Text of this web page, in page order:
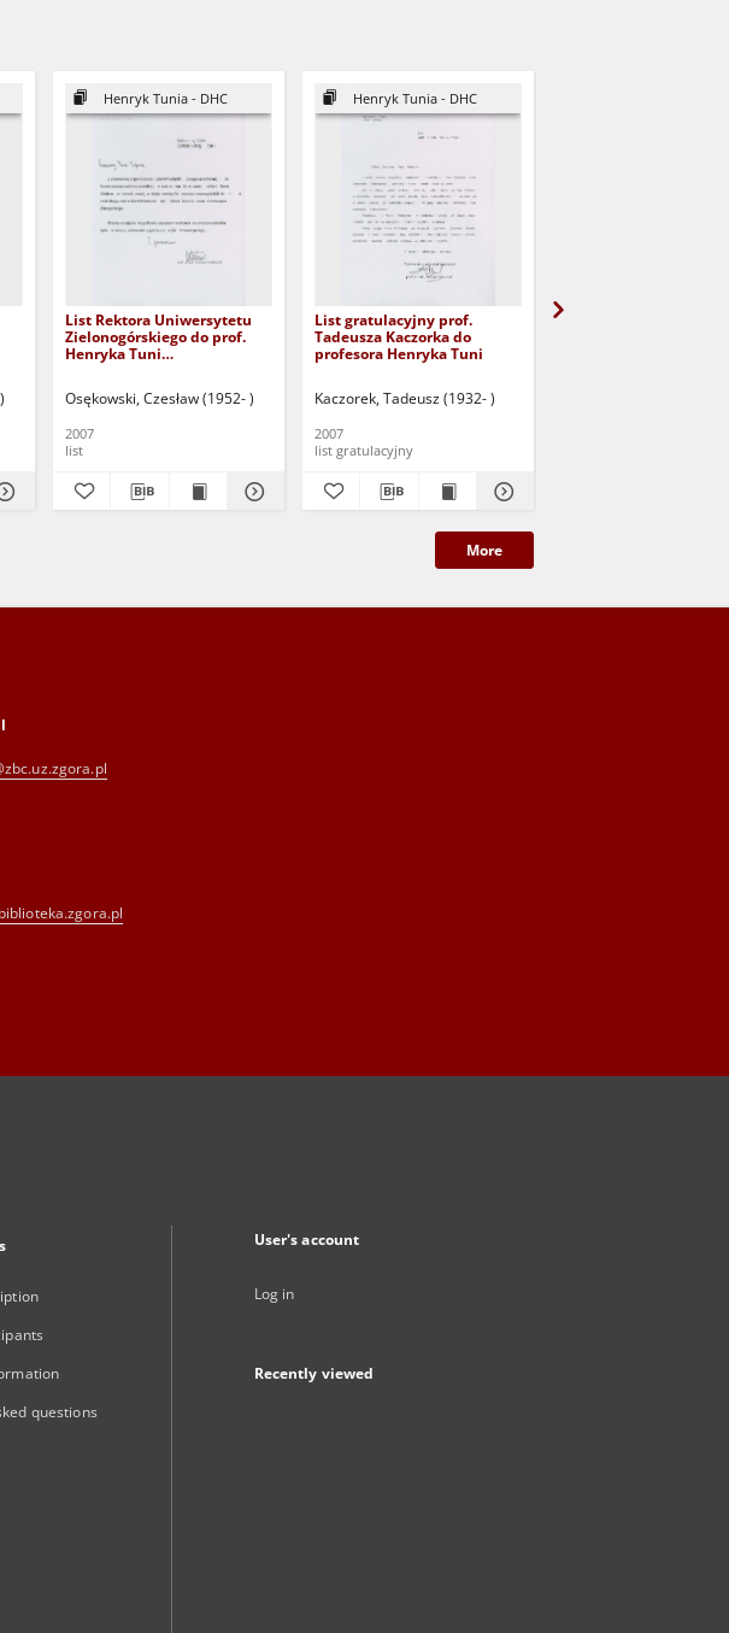
Henryk Tunia - DHC
List Rektora Uniwersytetu
Zielonogórskiego do prof.
Henryka Tuni
Uniwersytetu
doktora honoris causa
Osękowski, Czesław (1952- )
2007
list
Henryk Tunia - DHC
List gratulacyjny prof.
Tadeusza Kaczorka do
profesora Henryka Tuni
Kaczorek, Tadeusz (1932- )
2007
list gratulacyjny
More
questions
User's account
Log in
Recently viewed